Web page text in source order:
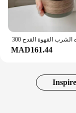
MAD161.44